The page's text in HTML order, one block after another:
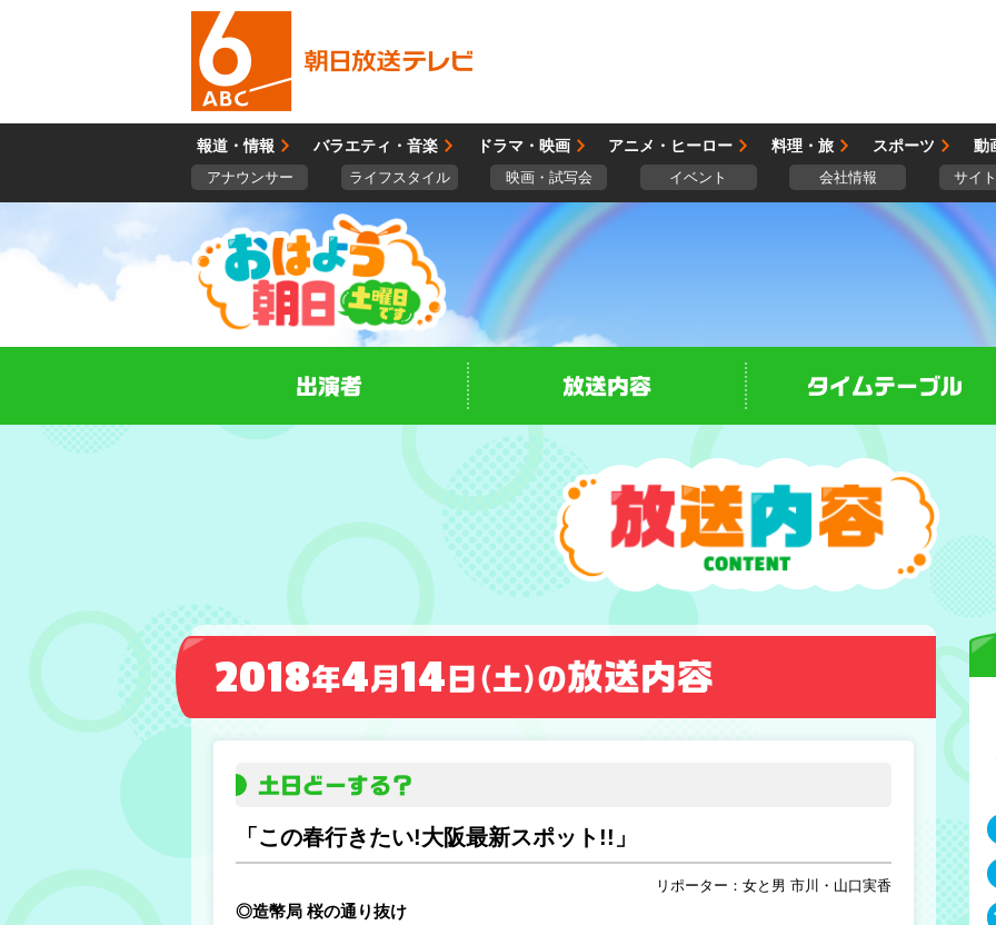
報道・情報 バラエティ・音楽 ドラマ・映画 アニメ・ヒーロー 料理・旅 スポーツ 動
アナウンサー ライフスタイル 映画・試写会 イベント 会社情報 サイ
出演者 放送内容 タイムテーブル
2018年4月 14 日（土）の放送内容
土日どーする？
「この春行きたい!大阪最新スポット!!」
リポーター：女と男 市川・山口実香
◎造幣局 桜の通り抜け